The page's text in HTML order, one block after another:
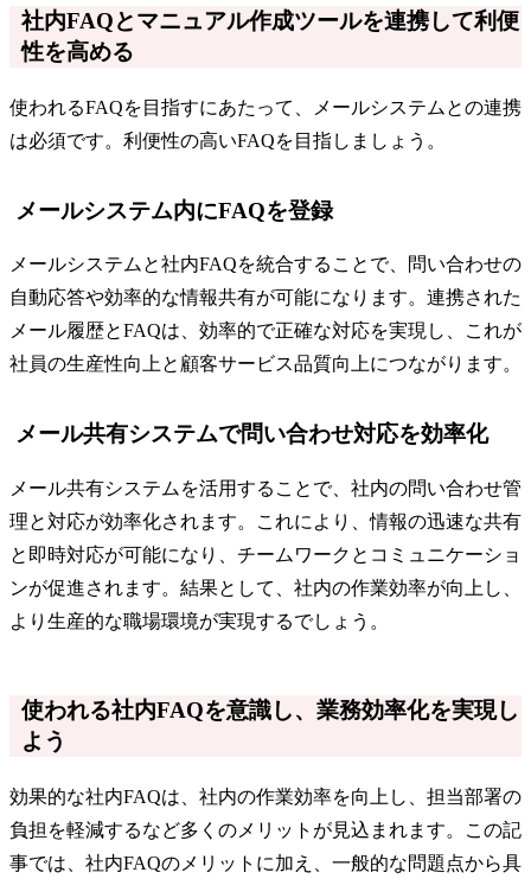
社内FAQとマニュアル作成ツールを連携して利便
性を高める
使われるFAQを目指すにあたって、メールシステムとの連携
は必須です。利便性の高いFAQを目指しましょう。
メールシステム内にFAQを登録
メールシステムと社内FAQを統合することで、問い合わせの
自動応答や効率的な情報共有が可能になります。連携された
メール履歴とFAQは、効率的で正確な対応を実現し、これが
社員の生産性向上と顧客サービス品質向上につながります。
メール共有システムで問い合わせ対応を効率化
メール共有システムを活用することで、社内の問い合わせ管
理と対応が効率化されます。これにより、情報の迅速な共有
と即時対応が可能になり、チームワークとコミュニケーショ
ンが促進されます。結果として、社内の作業効率が向上し、
より生産的な職場環境が実現するでしょう。
使われる社内FAQを意識し、業務効率化を実現し
よう
効果的な社内FAQは、社内の作業効率を向上し、担当部署の
負担を軽減するなど多くのメリットが見込まれます。この記
事では、社内FAQのメリットに加え、一般的な問題点から具